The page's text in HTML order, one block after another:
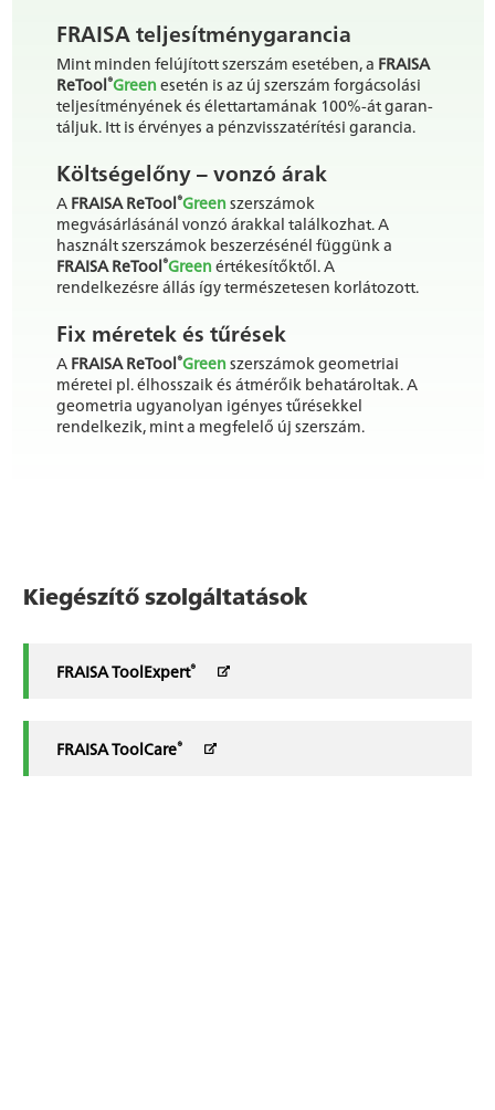
FRAISA teljesítménygarancia
Mint minden felújított szerszám esetében, a FRAISA
ReTool®Green esetén is az új szerszám forgácsolási
teljesítményének és élettartamának 100%-át garan-
táljuk. Itt is érvényes a pénzvisszatérítési garancia.
Költségelőny – vonzó árak
A FRAISA ReTool®Green szerszámok
megvásárlásánál vonzó árakkal találkozhat. A
használt szerszámok beszerzésénél függünk a
FRAISA ReTool®Green értékesítőktől. A
rendelkezésre állás így természetesen korlátozott.
Fix méretek és tűrések
A FRAISA ReTool®Green szerszámok geometriai
méretei pl. élhosszaik és átmérőik behatároltak. A
geometria ugyanolyan igényes tűrésekkel
rendelkezik, mint a megfelelő új szerszám.
Kiegészítő szolgáltatások
FRAISA ToolExpert®
FRAISA ToolCare®